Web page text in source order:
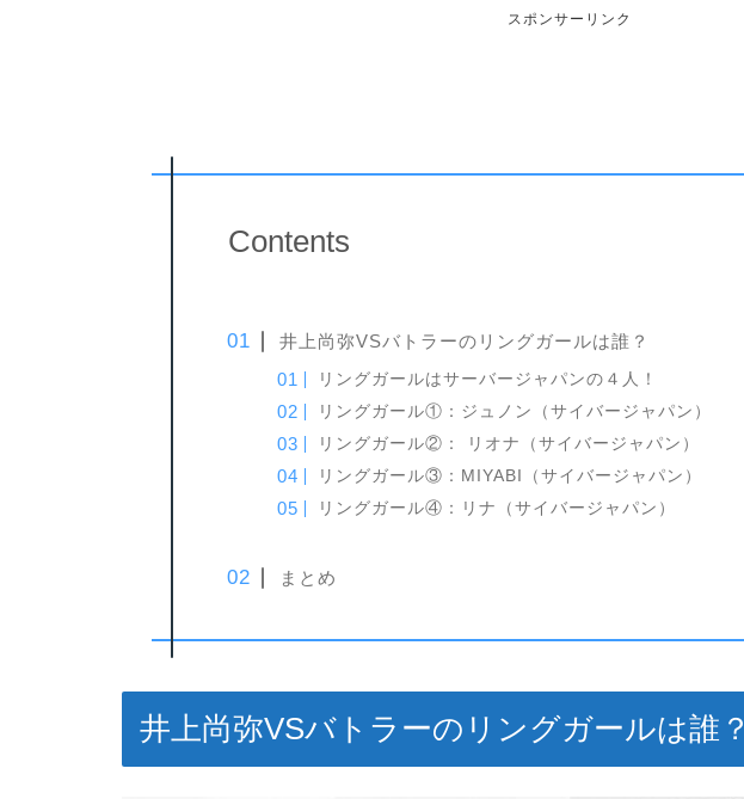
スポンサーリンク
Contents
井上尚弥VSバトラーのリングガールは誰？
リングガールはサーバージャパンの４人！
リングガール①：ジュノン（サイバージャパン）
リングガール②： リオナ（サイバージャパン）
リングガール③：MIYABI（サイバージャパン）
リングガール④：リナ（サイバージャパン）
まとめ
井上尚弥VSバトラーのリングガールは誰？